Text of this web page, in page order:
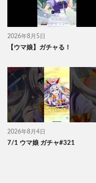
2026年8月5日
【ウマ娘】ガチャる！
2026年8月4日
7/1 ウマ娘 ガチャ#321